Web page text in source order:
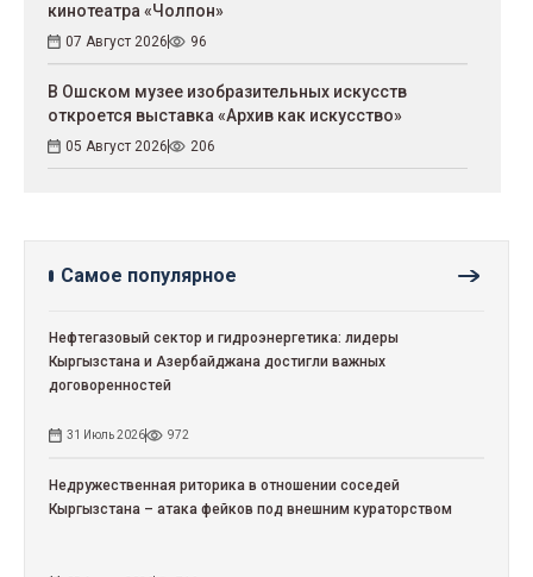
кинотеатра «Чолпон»
07 Август 2026 96
В Ошском музее изобразительных искусств
откроется выставка «Архив как искусство»
05 Август 2026 206
Самое популярное
Нефтегазовый сектор и гидроэнергетика: лидеры
Кыргызстана и Азербайджана достигли важных
договоренностей
31 Июль 2026 972
Недружественная риторика в отношении соседей
Кыргызстана – атака фейков под внешним кураторством